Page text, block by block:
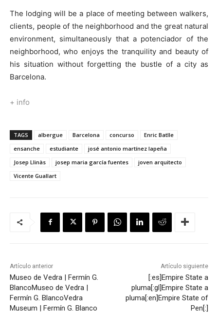
The lodging will be a place of meeting between walkers,
clients, people of the neighborhood and the great natural
environment, simultaneously that a potenciador of the
neighborhood, who enjoys the tranquility and beauty of
his situation without forgetting the bustle of a city as
Barcelona.
+ info
TAGS albergue Barcelona concurso
Enric Batlle
ensanche
estudiante
josé antonio martínez lapeña
Josep Llinàs
josep maria garcía fuentes
joven arquitecto
Vicente Guallart
Artículo anterior
Museo de Vedra | Fermín G.
BlancoMuseo de Vedra |
Fermín G. BlancoVedra
Museum | Fermín G. Blanco
Artículo siguiente
[:es]Empire State a
pluma[:gl]Empire State a
pluma[:en]Empire State of
Pen[:]